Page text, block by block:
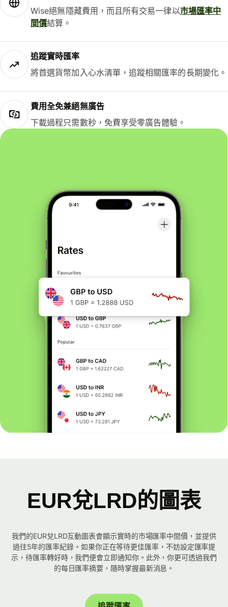
Wise絕無隱藏費用，而且所有交易一律以市場匯率中
間價結算。
追蹤實時匯率
將首選貨幣加入心水清單，追蹤相關匯率的長期變化。
費用全免兼絕無廣告
下載過程只需數秒，免費享受零廣告體驗。
EUR兌LRD的圖表
我們的EUR兌LRD互動圖表會顯示實時的市場匯率中間價，並提供
過往5年的匯率紀錄。如果你正在等待更佳匯率，不妨設定匯率提
示，待匯率轉好時，我們便會立即通知你。此外，你更可透過我們
的每日匯率摘要，隨時掌握最新消息。